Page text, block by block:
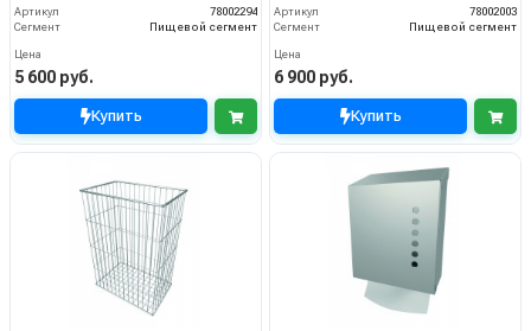
Артикул
78002294
Сегмент
Пищевой сегмент
Цена
5 600 руб.
Купить
Артикул
78002003
Сегмент
Пищевой сегмент
Цена
6 900 руб.
Купить